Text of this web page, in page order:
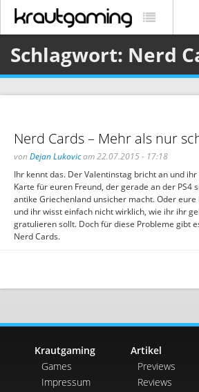
Schlagwort: Nerd
Nerd Cards – Mehr als nur
von Dejan Lukovicam 22.07.2015 - 17:18
Ihr kennt das. Der Valentinstag bricht an und
Karte für euren Freund, der gerade an der PS4
antike Griechenland unsicher macht. Oder
und ihr wisst einfach nicht wirklich, wie ihr ihr
gratulieren sollt. Doch für diese Probleme gibt
Nerd Cards.
Krautgaming
Games
Impressum
Artikel
Previews
Reviews